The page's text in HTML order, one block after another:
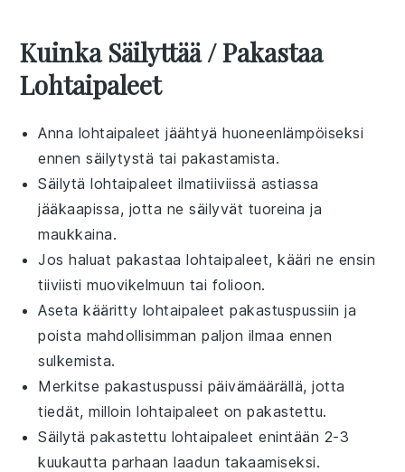
Kuinka Säilyttää / Pakastaa
Lohtaipaleet
Anna lohtaipaleet jäähtyä huoneenlämpöiseksi
ennen säilytystä tai pakastamista.
Säilytälohtaipaleet ilmatiiviissä astiassa
jääkaapissa, jotta ne säilyvät tuoreina ja
maukkaina.
Jos haluat pakastaalohtaipaleet, kääri ne ensin
tiiviisti muovikelmuun tai folioon.
Aseta kääritty lohtaipaleet pakastuspussiin ja
poista mahdollisimman paljon ilmaa ennen
sulkemista.
Merkitse pakastuspussi päivämäärällä, jotta
tiedät, milloinlohtaipaleet on pakastettu.
Säilytä pakastettu lohtaipaleet enintään 2-3
kuukautta parhaan laadun takaamiseksi.